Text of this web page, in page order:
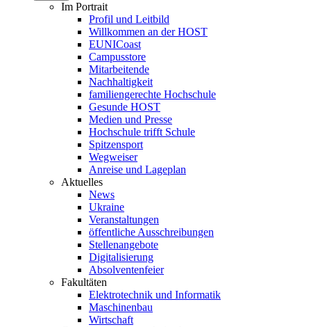
Im Portrait
Profil und Leitbild
Willkommen an der HOST
EUNICoast
Campusstore
Mitarbeitende
Nachhaltigkeit
familiengerechte Hochschule
Gesunde HOST
Medien und Presse
Hochschule trifft Schule
Spitzensport
Wegweiser
Anreise und Lageplan
Aktuelles
News
Ukraine
Veranstaltungen
öffentliche Ausschreibungen
Stellenangebote
Digitalisierung
Absolventenfeier
Fakultäten
Elektrotechnik und Informatik
Maschinenbau
Wirtschaft